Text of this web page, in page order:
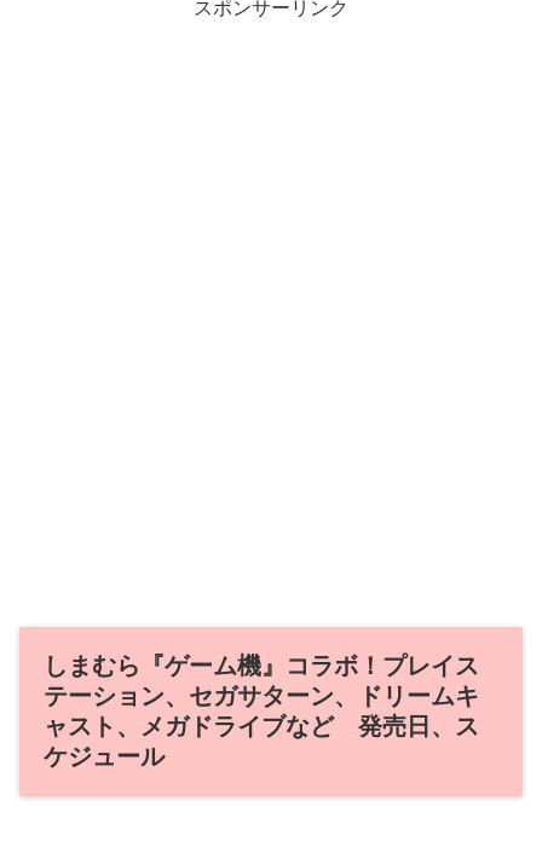
スポンサーリンク
しまむら『ゲーム機』コラボ！プレイス
テーション、セガサターン、ドリームキ
ャスト、メガドライブなど 発売日、ス
ケジュール